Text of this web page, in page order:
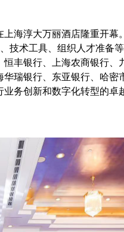
海淳大万丽酒店隆重开幕
技术工具、组织人才准备
丰银行、上海农商银行、
瑞银行、东亚银行、哈密
务创新和数字化转型的卓